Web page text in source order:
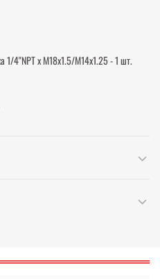
1/4"NPT x М18х1.5/М14х1.25 - 1 шт.